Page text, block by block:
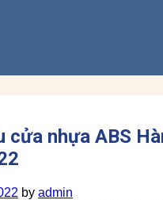
cửa nhựa ABS
by admin